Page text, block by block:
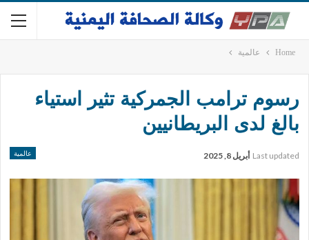
Home عالمية
رسوم ترامب الجمركية تثير استياء
بالغ لدى البريطانيين
عالمية Last updated أبريل 8, 2025